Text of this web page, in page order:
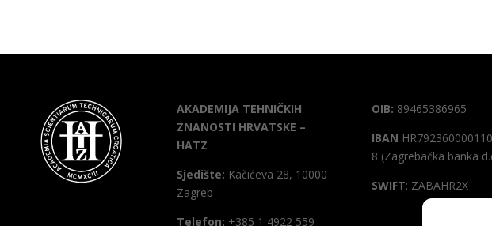
AKADEMIJA TEHNIČKIH
ZNANOSTI HRVATSKE –
HATZ
Sjedište: Kačićeva 28, 10000
Zagreb
Telefon: +385 1 4922 559
OIB: 89465386965
IBAN
8 (Zagrebačka banka
SWIFT: ZABAHR2X